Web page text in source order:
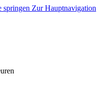
springen Zur Hauptnavigation